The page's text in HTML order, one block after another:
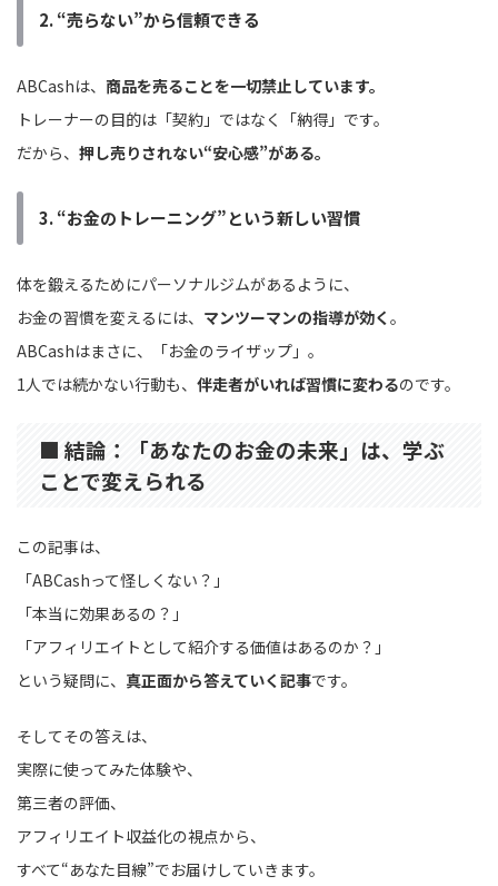
2. “売らない”から信頼できる
ABCashは、 商品を売ることを一切禁止しています。
トレーナーの目的は「契約」ではなく「納得」です。
だから、 押し売りされない“安心感”がある。
3. “お金のトレーニング”という新しい習慣
体を鍛えるためにパーソナルジムがあるように、
お金の習慣を変えるには、 マンツーマンの指導が効く 。
ABCashはまさに、「お金のライザップ」。
1人では続かない行動も、 伴走者がいれば習慣に変わるのです。
■ 結論：「あなたのお金の未来」は、学ぶ
ことで変えられる
この記事は、
「ABCashって怪しくない？」
「本当に効果あるの？」
「アフィリエイトとして紹介する価値はあるのか？」
という疑問に、 真正面から答えていく記事です。
そしてその答えは、
実際に使ってみた体験や、
第三者の評価、
アフィリエイト収益化の視点から、
すべて“あなた目線”でお届けしていきます。